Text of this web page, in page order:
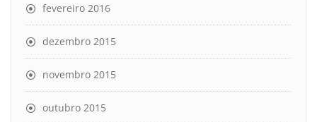
fevereiro 2016
dezembro 2015
novembro 2015
outubro 2015